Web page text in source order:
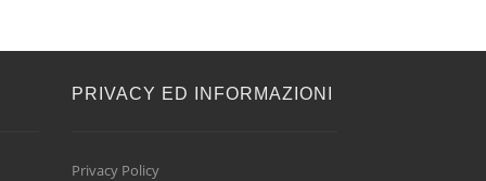
PRIVACY ED INFORMAZIONI
Privacy Policy